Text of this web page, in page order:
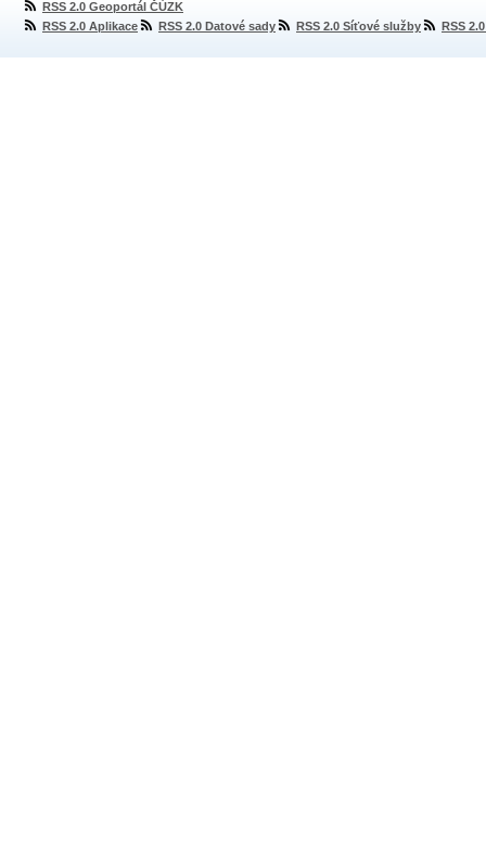
RSS 2.0 Geoportál ČÚZK
RSS 2.0 Aplikace
RSS 2.0 Datové sady RSS 2.0 Síťové služby RSS